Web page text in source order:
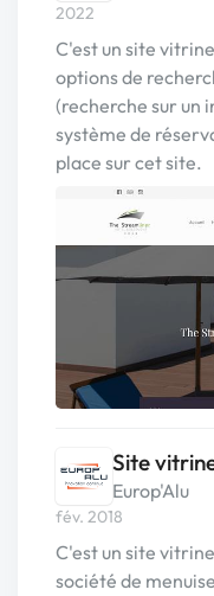
2022
C'est un site
options de
(recherche sur un
système de
place sur cet site.
Site
Europ'Alu
fév. 2018
C'est un site
société de